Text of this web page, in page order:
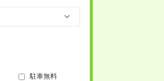
駐車無料